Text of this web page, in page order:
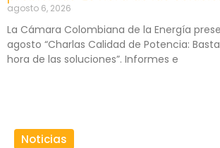
agosto 6, 2026
La Cámara Colombiana de la Energía
agosto “Charlas Calidad de Potencia:
hora de las soluciones”. Informes e
Noticias